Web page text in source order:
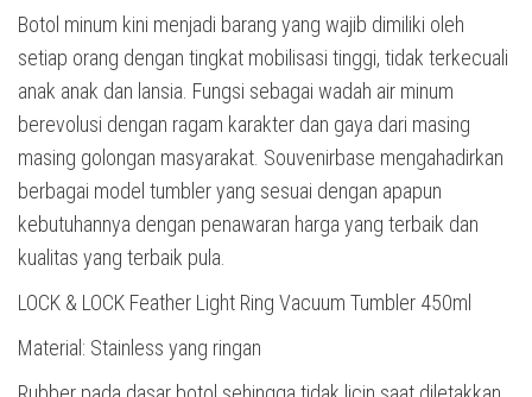
Botol minum kini menjadi barang yang wajib dimiliki oleh
setiap orang dengan tingkat mobilisasi tinggi, tidak terkecuali
anak anak dan lansia. Fungsi sebagai wadah air minum
berevolusi dengan ragam karakter dan gaya dari masing
masing golongan masyarakat. Souvenirbase mengahadirkan
berbagai model tumbler yang sesuai dengan apapun
kebutuhannya dengan penawaran harga yang terbaik dan
kualitas yang terbaik pula.
LOCK & LOCK Feather Light Ring Vacuum Tumbler 450ml
Material: Stainless yang ringan